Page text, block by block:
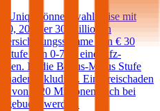
Uniqa können wahlweise mit
10, 20 oder 30 Millionen
von € 30
von 0-7 ist eine Kfz-
Ist die Bonus-Malus Stufe
inkludiert. Ein Freischaden
von € 20 Millionen auch bei
werden.